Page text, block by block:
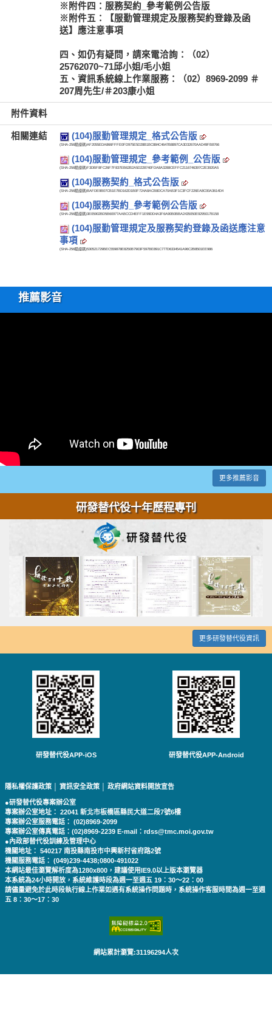
※附件四：服務契約_參考範例公告版
※附件五：【服勤管理規定及服務契約登錄及函
送】應注意事項
四、如仍有疑問，請來電洽詢：（02）
25762070~71邱小姐/毛小姐
五、資訊系統線上作業服務：（02）8969-2099 ＃
207周先生/＃203康小姐
附件資料
相關連結 (104)服勤管理規定_格式公告版
(SHA-256驗證碼)AF2055EDA866FFFE0FD975E5D28B1BC884C4647B8897CA3D32670AAD49FB8766
(104)服勤管理規定_參考範例_公告版
(SHA-256驗證碼)F3DBF8FC26F7F837EB62B2A5D228740FDA8A3288CEFFC2116746397C2E3920A5
(104)服務契約_格式公告版
(SHA-256驗證碼)BAFDE9B07CB1E7BD162D1B0F724A8ACB8DCA70AB3F1C3FCF226EA8C00A3614D4
(104)服務契約_參考範例公告版
(SHA-256驗證碼)3E05902BD5B60977AABCCD4EFF1E99DD4A3F6A90B0BBA2435050E9295017B158
(104)服勤管理規定及服務契約登錄及函送應注意
事項
(SHA-256驗證碼)530521729BEC559878E8250B7903F597BE891C777D6334541A96C2B8501EE986
推薦影音
更多推薦影音
研發替代役十年歷程專刊
更多研發替代役資訊
研發替代役APP-iOS 研發替代役APP-Android
隱私權保護政策 資訊安全政策 政府網站資料開放宣告
●研發替代役專案辦公室
專案辦公室地址： 22041 新北市板橋區縣民大道二段7號6樓
專案辦公室服務電話： (02)8969-2099
專案辦公室傳真電話：(02)8969-2239 E-mail：rdss@tmc.moi.gov.tw
●內政部替代役訓練及管理中心
機關地址： 540217 南投縣南投市中興新村省府路2號
機關服務電話： (049)239-4438;0800-491022
本網站最佳瀏覽解析度為1280x800，建議使用IE9.0以上版本瀏覽器
本系統為24小時開放，系統維護時段為週一至週五 19：30～22：00
請儘量避免於此時段執行線上作業如遇有系統操作問題時，系統操作客服時間為週一至週
五 8：30～17：30
網站累計瀏覽:31196294人次